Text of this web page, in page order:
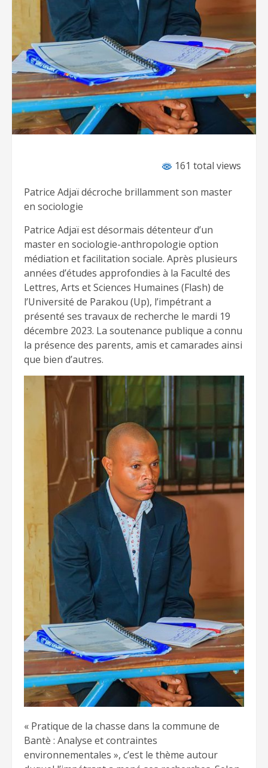
161 total views
Patrice Adjaï décroche brillamment son master
en sociologie
Patrice Adjaï est désormais détenteur d’un
master en sociologie-anthropologie option
médiation et facilitation sociale. Après plusieurs
années d’études approfondies à la Faculté des
Lettres, Arts et Sciences Humaines (Flash) de
l’Université de Parakou (Up), l’impétrant a
présenté ses travaux de recherche le mardi 19
décembre 2023. La soutenance publique a connu
la présence des parents, amis et camarades ainsi
que bien d’autres.
« Pratique de la chasse dans la commune de
Bantè : Analyse et contraintes
environnementales », c’est le thème autour